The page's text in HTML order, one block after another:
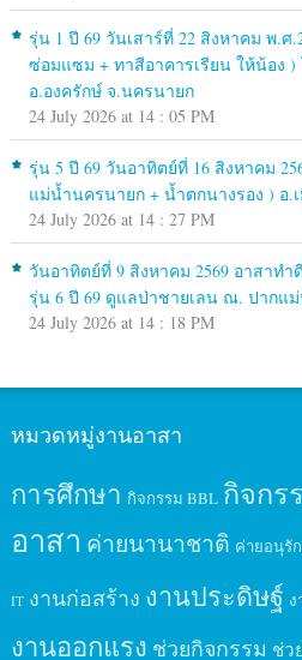
รุ่น 1 ปี 69 วันเสาร์ที่ 22 สิงหาคม พ.ศ
ซ่อมแซม + ทาสีอาคารเรียน ให้น้อง )
อ.องครักษ์ จ.นครนายก
24 July 2026 at 14 : 05 PM
รุ่น 5 ปี 69 วันอาทิตย์ที่ 16 สิงหาคม
แม่น้ำนครนายก + น้ำตกนางรอง ) อ.
24 July 2026 at 14 : 27 PM
วันอาทิตย์ที่ 9 สิงหาคม 2569 อาสาท
รุ่น 6 ปี 69 ดูแลป่าชายเลน ณ. ปากแ
24 July 2026 at 14 : 18 PM
หมวดหมู่งานอาสา
การศึกษา กิจกรรม BBL กิจกร
อาสา ค่ายนานาชาติ ค่ายอนุรั
IT งานก่อสร้าง งานประดิษฐ์
งานออกแรง ช่วยกิจกรรม ช่ว